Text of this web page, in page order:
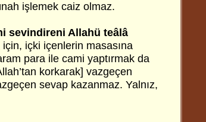
işlemek caiz olmaz.
sevindireni Allahü teâlâ
içki içenlerin masasına
para ile cami yaptırmak da
korkarak] vazgeçen
sevap kazanmaz. Yalnız,